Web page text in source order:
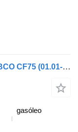
Controlo remoto da suspensão WABCO CF75 (01.01-) 4460561170 para camião tractor DAF LF45, LF55, LF180, CF65, CF75, CF85 (2001-)
gasóleo